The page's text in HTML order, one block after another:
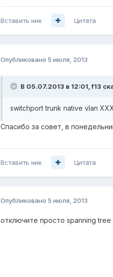
Вставить ник Цитата
Опубликовано 5 июля, 2013
В 05.07.2013 в 12:01, f13
switchport trunk native vlan
Спасибо за совет, в
Вставить ник Цитата
Опубликовано 5 июля, 2013
отключите просто spanning tree